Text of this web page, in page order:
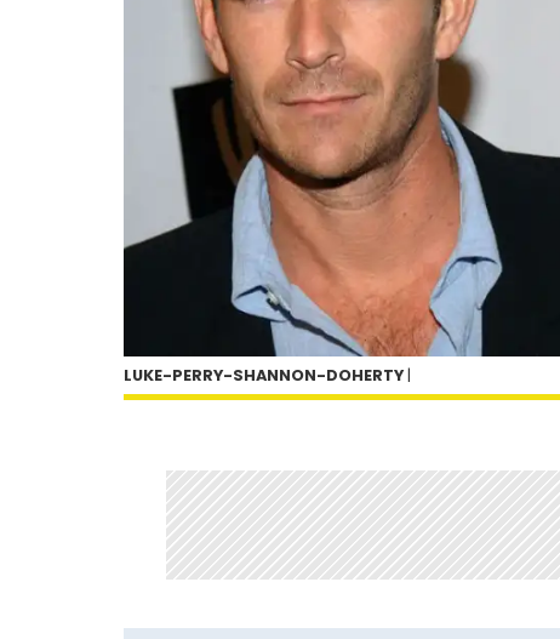
LUKE-PERRY-SHANNON-DOHERTY|